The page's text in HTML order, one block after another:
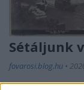
Sétáljunk
fovarosi.blog.hu •